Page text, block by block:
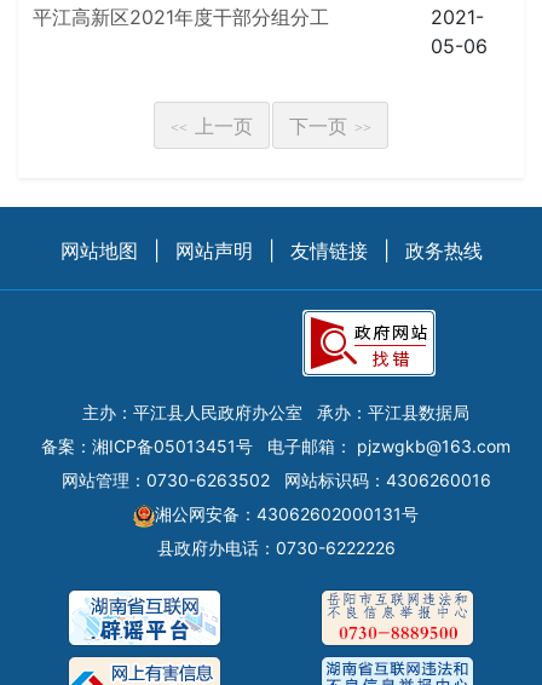
平江高新区2021年度干部分组分工
2021-
05-06
<< 上一页 下一页 >>
网站地图 网站声明 友情链接 政务热线
主办：平江县人民政府办公室
承办：平江县数据局
备案： 湘ICP备05013451号 电子邮箱： pjzwgkb@163.com
网站管理：0730-6263502
网站标识码：4306260016
湘公网安备：43062602000131号
县政府办电话：0730-6222226